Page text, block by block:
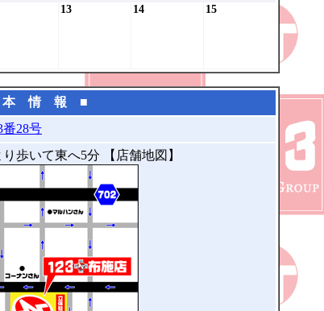
13 14 15
情 報 ■
28号
歩いて東へ5分 【店舗地図】